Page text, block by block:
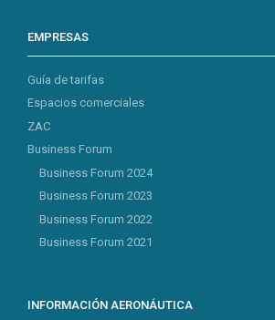
EMPRESAS
Guía de tarifas
Espacios comerciales
ZAC
Business Forum
Business Forum 2024
Business Forum 2023
Business Forum 2022
Business Forum 2021
INFORMACIÓN AERONÁUTICA